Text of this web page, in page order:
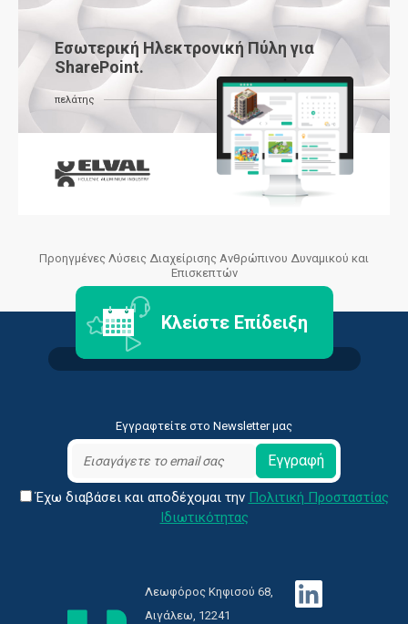
Εσωτερική Ηλεκτρονική Πύλη για
SharePoint.
πελάτης
Προηγμένες Λύσεις Διαχείρισης Ανθρώπινου Δυναμικού και
Επισκεπτών
Κλείστε Επίδειξη
Εγγραφτείτε στο Newsletter μας
Εγγραφή
Έχω διαβάσει και αποδέχομαι την Πολιτική Προσταστίας
Ιδιωτικότητας
Λεωφόρος Κηφισού 68,
Αιγάλεω, 12241